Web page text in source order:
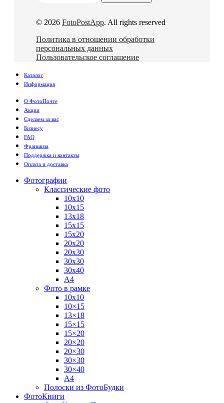
© 2026 FotoPostApp. All rights reserved
Политика в отношении обработки
персональных данных
Пользовательское соглашение
Каталог
Информация
О ФотоПочте
Акции
Сделаем за вас
Бизнесу
FAQ
Франшиза
Поддержка и контакты
Оплата и доставка
Фотографии
Классические фото
10х10
10х15
13х18
15х15
15х20
20х20
20х30
30х30
30х40
А4
Фото в рамке
10х10
10×15
13×18
15×15
15×20
20×20
20×30
30×30
30×40
A4
Полоски из ФотоБудки
ФотоКниги